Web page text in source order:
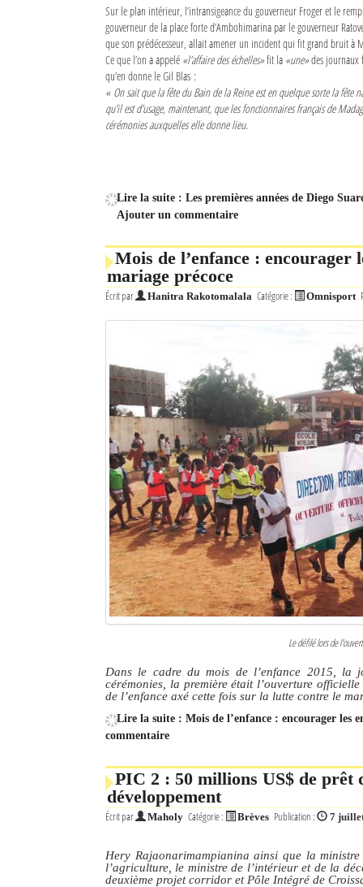
Les Petites Annonces
La Tribune de Diego en PDF
Connexion
Identifiant oublié ?
Mot de passe oublié ?
Sur le plan intérieur, l’intransigeance du gouverneur Froger et le
gouverneur de la place forte d’Ambohimarina par le gouverneur
que son prédécesseur, allait amener un incident qui fit grand bruit à
Ce que l’on a appelé «l’affaire des échelles»fit la «une»des journaux
qu’en donne le Gil Blas :
« On sait que la fête du Bain de la Reine est en quelque sorte la fête
qu’il est d’usage, maintenant, que les fonctionnaires français de
cérémonies auxquelles elle donne lieu.
Lire la suite : Les premières années de Diego
Ajouter un commentaire
Mois de l’enfance :
mariage précoce
Écrit par Hanitra Rakotomalala Catégorie : Omnisport
Le défilé lors de
Dans le cadre du mois de l’enfance 2015, la
cérémonies, la première était l’ouverture
de l’enfance axé cette fois sur la lutte contre le
Lire la suite : Mois de l’enfance : encourager les
commentaire
PIC 2 : 50 millions US$ de prêt
développement
Écrit par Maholy Catégorie : Brèves Publication : 7
Hery Rajaonarimampianina ainsi que la
l’agriculture, le ministre de l’intérieur et de la
deuxième projet corridor et Pôle Intégré de